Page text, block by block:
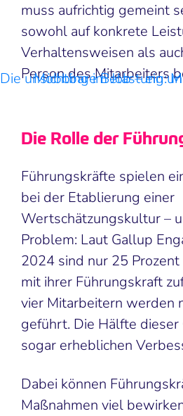
muss aufrichtig gemeint
sowohl auf konkrete
Verhaltensweisen als
Person des Mitarbeiters
Die Rolle der
Führungskräfte spielen
bei der Etablierung einer
Wertschätzungskultur –
Problem: Laut Gallup
2024 sind nur 25
mit ihrer Führungskraft
vier Mitarbeitern werden
geführt. Die Hälfte
sogar erheblichen
Dabei können
Maßnahmen viel
Die unsichtbare Belastung:
Mobbing im Job – ein